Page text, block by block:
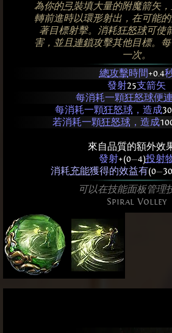
為你的弓裝填大量的附魔箭矢
轉前進時以環形射出，在可能
著目標射擊。消耗狂怒球可使
害，並且連鎖攻擊其他目標。
一次。
總攻擊時間+0.4
發射25支箭矢
每消耗一顆狂怒球便
每消耗一顆狂怒球，造成30
若消耗一顆狂怒球，造成
來自品質的額外效
發射+(0—4)投射
消耗充能獲得的效益有(0—
可以在技能面板管理
Spiral Volley